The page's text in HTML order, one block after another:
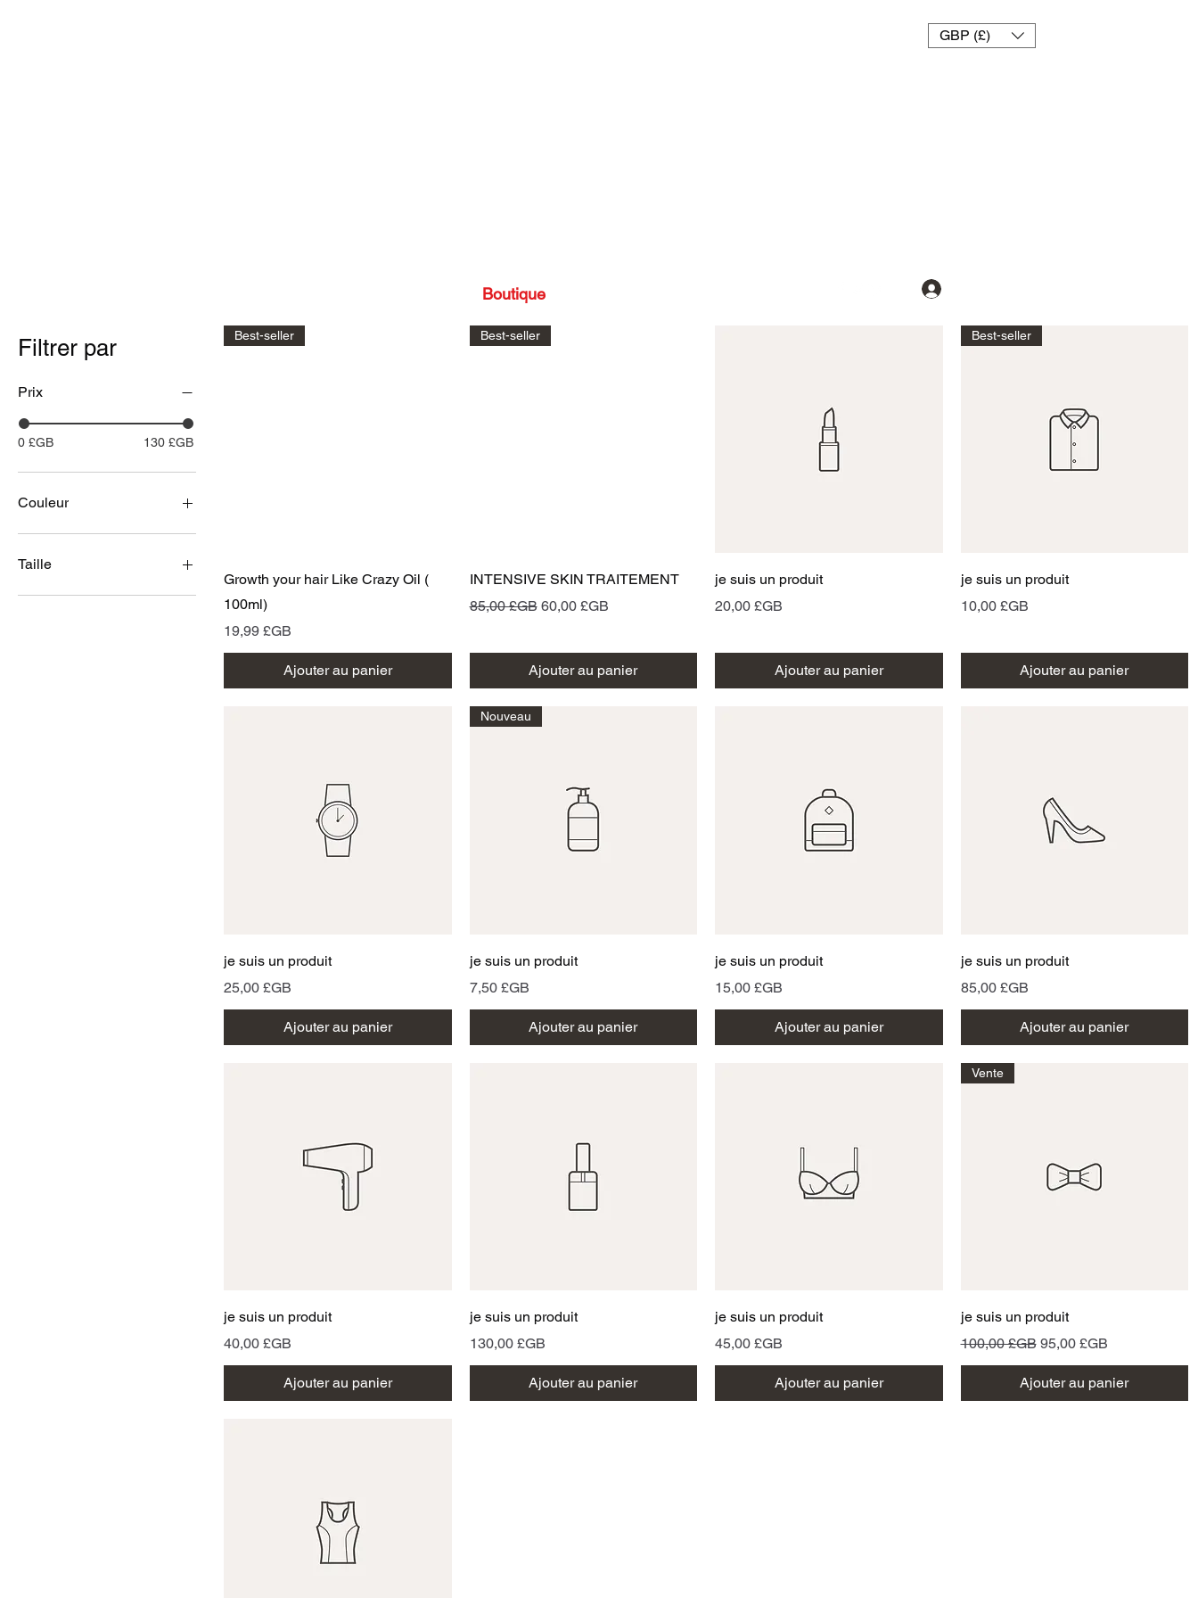
GBP (£)
Boutique
Filtrer par
Prix
0 £GB 130 £GB
Couleur
Taille
Grand
Aperçu rapide
Best-seller
Growth your hair Like Crazy Oil (
100ml)
Prix
19,99 £GB
Ajouter au panier
Aperçu rapide
Best-seller
INTENSIVE SKIN TRAITEMENT
Prix original
85,00 £GB Prix promotionnel
60,00 £GB
Ajouter au panier
Aperçu rapide
je suis un produit
Prix
20,00 £GB
Ajouter au panier
Aperçu rapide
Best-seller
je suis un produit
Prix
10,00 £GB
Ajouter au panier
Aperçu rapide
je suis un produit
Prix
25,00 £GB
Ajouter au panier
Aperçu rapide
Nouveau
je suis un produit
Prix
7,50 £GB
Ajouter au panier
Aperçu rapide
je suis un produit
Prix
15,00 £GB
Ajouter au panier
Aperçu rapide
je suis un produit
Prix
85,00 £GB
Ajouter au panier
Aperçu rapide
je suis un produit
Prix
40,00 £GB
Ajouter au panier
Aperçu rapide
je suis un produit
Prix
130,00 £GB
Ajouter au panier
Aperçu rapide
je suis un produit
Prix
45,00 £GB
Ajouter au panier
Aperçu rapide
Vente
je suis un produit
Prix original
100,00 £GB Prix promotionnel
95,00 £GB
Ajouter au panier